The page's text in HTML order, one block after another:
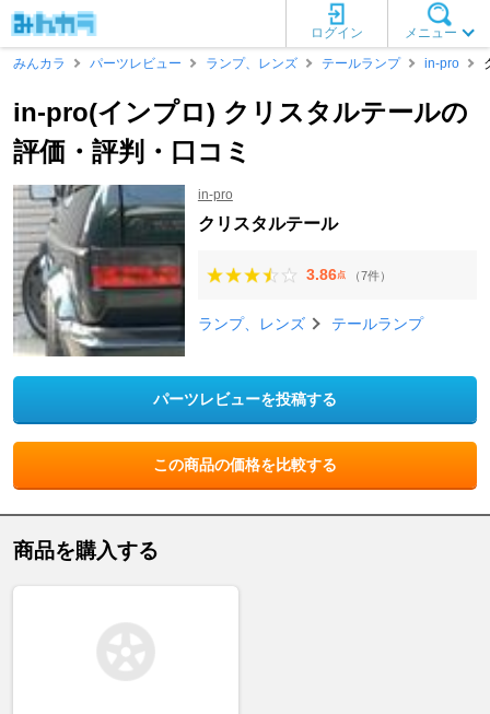
メニュー
ログイン
みんカラ
パーツレビュー ランプ、レンズ テールランプ in-pro
in-pro(インプロ) クリスタルテールの
評価・評判・口コミ
in-pro
クリスタルテール
3.86点 （7件）
ランプ、レンズ テールランプ
パーツレビューを投稿する
この商品の価格を比較する
商品を購入する